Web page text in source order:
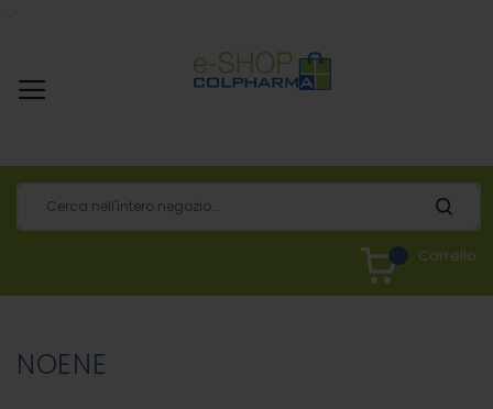
. .
Carrello
NOENE